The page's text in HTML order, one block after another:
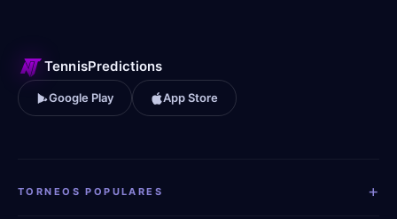
TennisPredictions
Google Play App Store
TORNEOS POPULARES +